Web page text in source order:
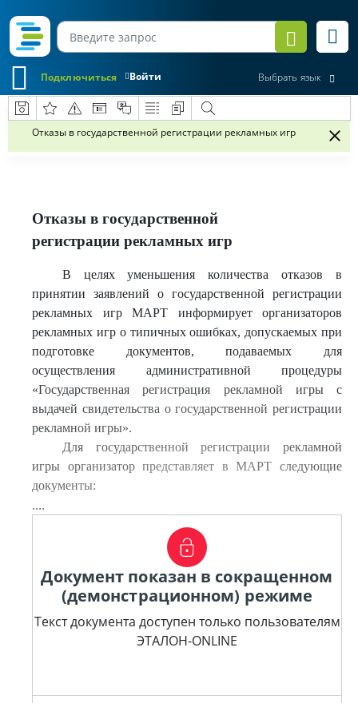
Войти
Подключиться Выбрать язык
Отказы в государственной регистрации рекламных игр
Отказы в государственной
регистрации рекламных игр
В целях уменьшения количества отказов в
принятии заявлений о государственной регистрации
рекламных игр МАРТ информирует организаторов
рекламных игр о типичных ошибках, допускаемых при
подготовке документов, подаваемых для
осуществления административной процедуры
«Государственная регистрация рекламной игры с
выдачей свидетельства о государственной регистрации
рекламной игры».
Для государственной регистрации рекламной
игры организатор представляет в МАРТ следующие
документы:
....
Документ показан в сокращенном
(демонстрационном) режиме
Текст документа доступен только пользователям
ЭТАЛОН-ONLINE